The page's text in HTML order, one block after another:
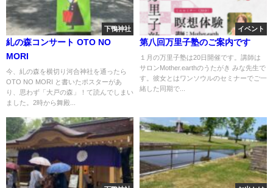
下鴨神社
糺の森コンサート OTO NO
MORI
今、糺の森を横切り河合神社を通ったら
OTO NO MORI と書いたポスターがあ
り、思わず「大戸の森」！て読んでしまい
ました。2時から舞殿...
イベント
第八回万里子塾のご案内です
１月の万里子塾は20日開催です。講師は
サロンMother.earthのうたがき みな先生で
す。彼女とはワンソウルのセミナーでご一
緒した同期で...